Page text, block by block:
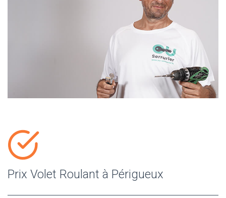
Prix Volet Roulant à Périgueux